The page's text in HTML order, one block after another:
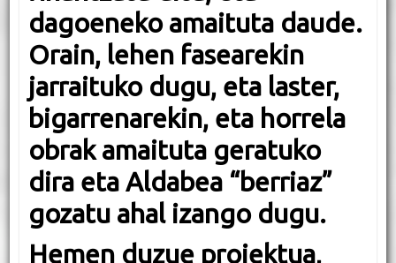
dagoeneko amaituta daude.
Orain, lehen fasearekin
jarraituko dugu, eta laster,
bigarrenarekin, eta horrela
obrak amaituta geratuko
dira eta Aldabea “berriaz”
gozatu ahal izango dugu.
Hemen duzue proiektua,